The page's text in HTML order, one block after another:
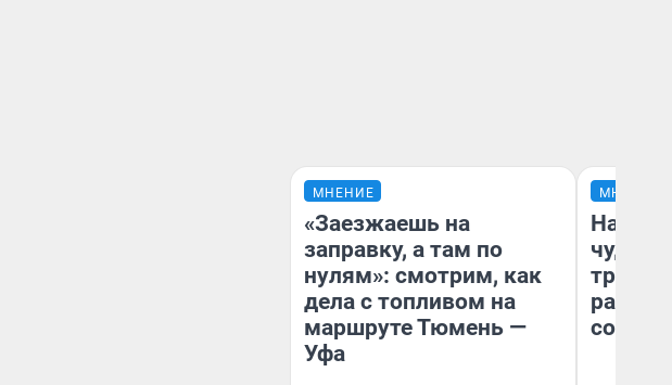
МНЕНИЕ
«Заезжаешь на
заправку, а там по
нулям»: смотрим, как
дела с топливом на
маршруте Тюмень —
Уфа
МНЕНИЕ
чудом